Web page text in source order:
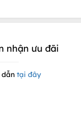
nhận ưu đãi
dẫn tại đây